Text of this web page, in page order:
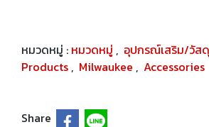
หมวดหมู่ : หมวดหมู่ , อุปกรณ์เสริม/วัส
Products , Milwaukee , Accessories
Share